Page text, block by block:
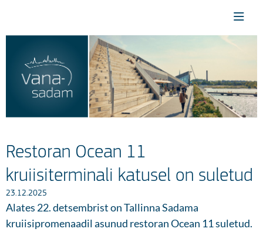
Restoran Ocean 11
kruiisiterminali katusel on suletud
23.12.2025
Alates 22. detsembrist on Tallinna Sadama
kruiisipromenaadil asunud restoran Ocean 11 suletud.